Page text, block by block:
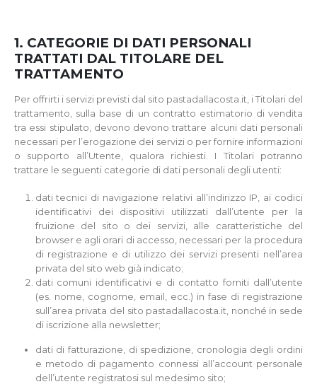
1. CATEGORIE DI DATI PERSONALI
TRATTATI DAL TITOLARE DEL
TRATTAMENTO
Per offrirti i servizi previsti dal sito pastadallacosta.it, i Titolari del
trattamento, sulla base di un contratto estimatorio di vendita
tra essi stipulato, devono devono trattare alcuni dati personali
necessari per l’erogazione dei servizi o per fornire informazioni
o supporto all’Utente, qualora richiesti. I Titolari potranno
trattare le seguenti categorie di dati personali degli utenti:
dati tecnici di navigazione relativi all’indirizzo IP, ai codici
identificativi dei dispositivi utilizzati dall’utente per la
fruizione del sito o dei servizi, alle caratteristiche del
browser e agli orari di accesso, necessari per la procedura
di registrazione e di utilizzo dei servizi presenti nell’area
privata del sito web già indicato;
dati comuni identificativi e di contatto forniti dall’utente
(es. nome, cognome, email, ecc.) in fase di registrazione
sull’area privata del sito pastadallacosta.it, nonché in sede
di iscrizione alla newsletter;
dati di fatturazione, di spedizione, cronologia degli ordini
e metodo di pagamento connessi all’account personale
dell’utente registratosi sul medesimo sito;